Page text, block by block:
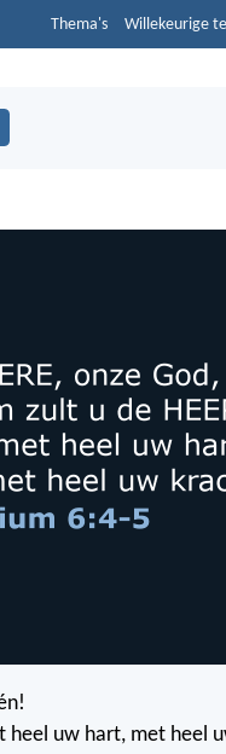
Thema's Willekeurige
heel uw hart, met heel